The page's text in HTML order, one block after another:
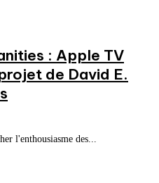
: Apple TV
de David E.
l'enthousiasme des...